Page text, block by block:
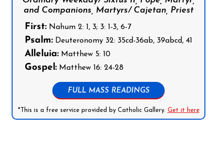
and Companions, Martyrs/ Cajetan, Priest
First: Nahum 2: 1, 3; 3: 1-3, 6-7
Psalm: Deuteronomy 32: 35cd-36ab, 39abcd, 41
Alleluia: Matthew 5: 10
Gospel: Matthew 16: 24-28
FULL MASS READINGS
*This is a free service provided by Catholic Gallery. Get it here